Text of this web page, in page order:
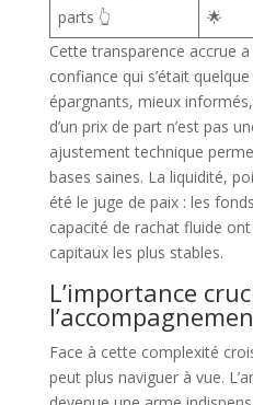
parts 👆
🌟
Cette transparence accrue
confiance qui s’était
épargnants, mieux
d’un prix de part n’est pas
ajustement technique
bases saines. La liquidité,
été le juge de paix : les
capacité de rachat fluide
capitaux les plus stables.
L’importance
Face à cette complexité
peut plus naviguer à vue.